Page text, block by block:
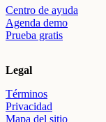
Centro de ayuda
Agenda demo
Prueba gratis
Legal
Términos
Privacidad
Mapa del sitio